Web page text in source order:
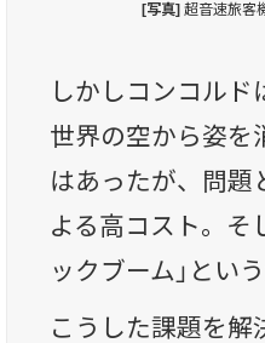
[写真] 超音速旅客
しかしコンコル
世界の空から姿を
はあったが、問題
よる高コスト。そ
ックブーム」とい
こうした課題を解